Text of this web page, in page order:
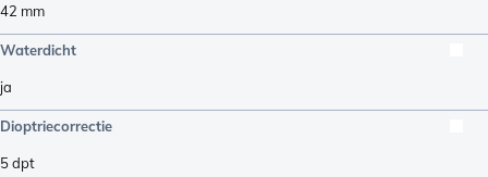
42 mm
Waterdicht
ja
Dioptriecorrectie
5dpt